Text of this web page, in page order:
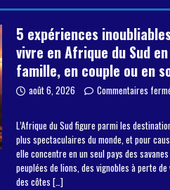
5 expériences
vivre en Afrique du Sud en
famille, en couple ou en
août 6, 2026 Commentaires
L’Afrique du Sud figure parmi les
plus spectaculaires du monde, et pour
elle concentre en un seul pays des savanes
peuplées de lions, des vignobles à perte de
des côtes […]